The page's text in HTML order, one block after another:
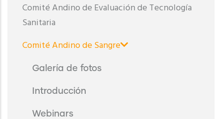
Comité Andino de Evaluación de Tecnología
Sanitaria
Comité Andino de Sangre
Galería de fotos
Introducción
Webinars